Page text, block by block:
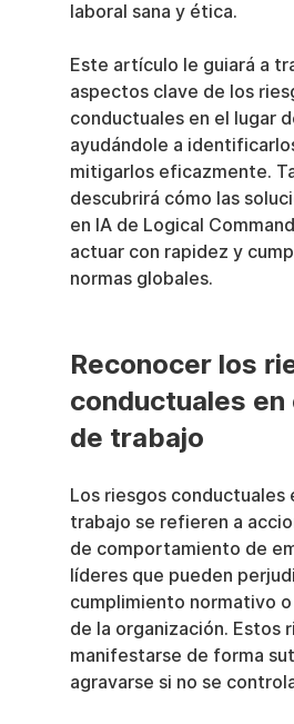
laboral sana y ética.
Este artículo le guiará a
aspectos clave de los
conductuales en el lugar
ayudándole a
mitigarlos eficazmente.
descubrirá cómo las
en IA de Logical
actuar con rapidez y
normas globales.
Reconocer los
conductuales en
de trabajo
Los riesgos conductuales
trabajo se refieren a
de comportamiento de
líderes que pueden
cumplimiento normativo
de la organización. Estos
manifestarse de forma
agravarse si no se